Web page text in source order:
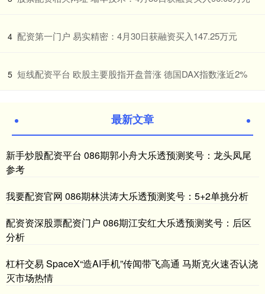
4 ​配资第一门户 易实精密：4月30日获融资买入147.25万元
5 ​短线配资平台 欧股主要股指开盘普涨 德国DAX指数涨近2%
最新文章
新手炒股配资平台 086期郭小舟大乐透预测奖号：龙头凤尾
参考
我要配资官网 086期林洪涛大乐透预测奖号：5+2单挑分析
配资资深股票配资门户 086期江安红大乐透预测奖号：后区
分析
杠杆交易 SpaceX“造AI手机”传闻带飞高通 马斯克火速否认浇
灭市场热情